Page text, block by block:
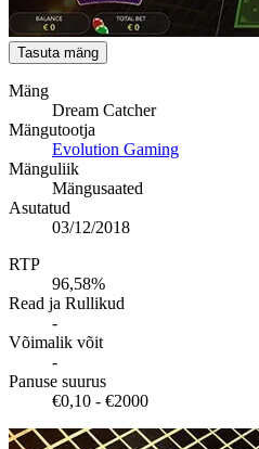
Tasuta mäng
Mäng
Dream Catcher
Mängutootja
Evolution Gaming
Mänguliik
Mängusaated
Asutatud
03/12/2018
RTP
96,58%
Read ja Rullikud
-
Võimalik võit
-
Panuse suurus
€0,10 - €2000